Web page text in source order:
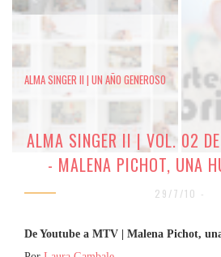
ALMA SINGER II | UN AÑO GENEROSO
ALMA SINGER II | VOL. 02
- MALENA PICHOT, UNA
29/7/10 -
De Youtube a MTV | Malena Pichot,